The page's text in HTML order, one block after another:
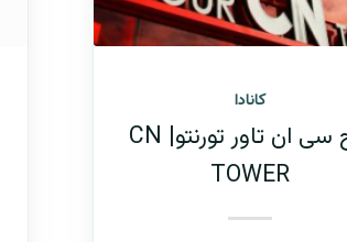
کانادا
برج سی ان تاور تورنتو| CN
TOWER